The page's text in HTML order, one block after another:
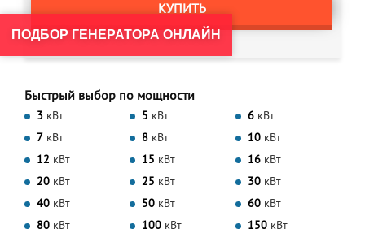
КУПИТЬ
Быстрый выбор по мощности
3 кВт 5 кВт 6 кВт
7 кВт 8 кВт 10 кВт
12 кВт 15 кВт 16 кВт
20 кВт 25 кВт 30 кВт
40 кВт 50 кВт 60 кВт
80 кВт 100 кВт 150 кВт
ПОДБОР ГЕНЕРАТОРА ОНЛАЙН